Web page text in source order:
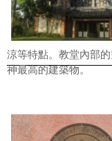
涼等特點。教堂內部
神最高的建築物。